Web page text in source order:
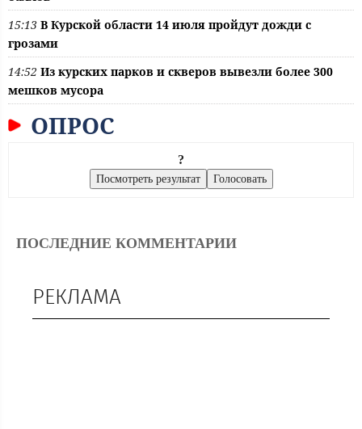
15:13 В Курской области 14 июля пройдут дожди с
грозами
14:52 Из курских парков и скверов вывезли более 300
мешков мусора
ОПРОС
?
ПОСЛЕДНИЕ КОММЕНТАРИИ
РЕКЛАМА